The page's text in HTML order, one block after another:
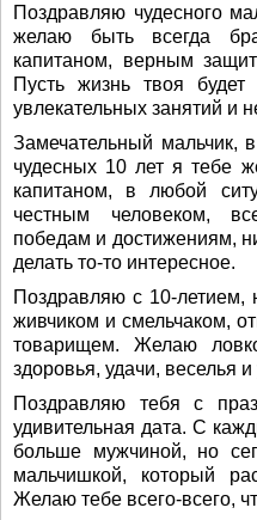
Поздравляю чудесного
желаю быть всегда
капитаном, верным
Пусть жизнь твоя
увлекательных занятий и
Замечательный мальчик,
чудесных 10 лет я тебе
капитаном, в любой
честным человеком,
победам и достижениям,
делать то-то интересное.
Поздравляю с 10-летием,
живчиком и смельчаком,
товарищем. Желаю
здоровья, удачи, веселья и
Поздравляю тебя с
удивительная дата. С
больше мужчиной, но
мальчишкой, который
Желаю тебе всего-всего,